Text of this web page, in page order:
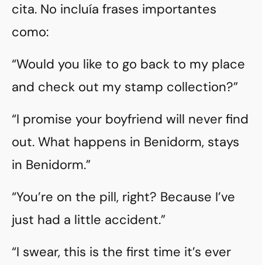
cita. No incluía frases importantes
como:
“Would you like to go back to my place
and check out my stamp collection?”
“I promise your boyfriend will never find
out. What happens in Benidorm, stays
in Benidorm.”
“You’re on the pill, right? Because I’ve
just had a little accident.”
“I swear, this is the first time it’s ever